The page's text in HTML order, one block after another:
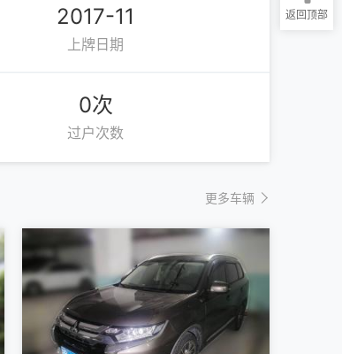
2017-11
上牌日期
0次
过户次数
更多车辆
返回顶部